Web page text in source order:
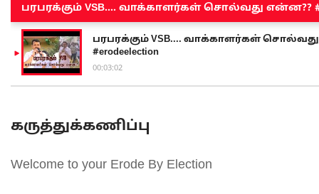
பரபரக்கும் VSB.... வாக்காளர்கள் சொல்வது என்ன??
பரபரக்கும் VSB.... வாக்காளர்கள் சொல்வது
#erodeelection
00:03:02
கருத்துக்கணிப்பு
Welcome to your Erode By Election